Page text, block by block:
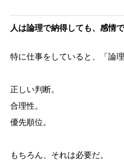
人は論理で納得しても、感情
特に仕事をしていると、「論
正しい判断。
合理性。
優先順位。
もちろん、それは必要だ。